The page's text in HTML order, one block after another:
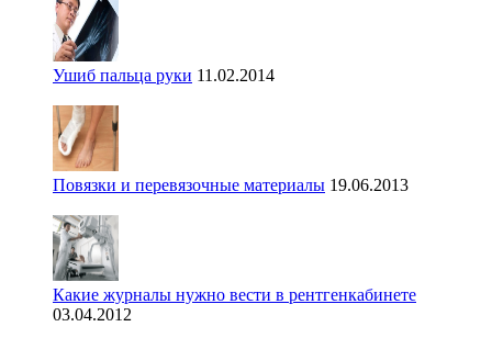
Ушиб пальца руки 11.02.2014
Повязки и перевязочные материалы 19.06.2013
Какие журналы нужно вести в рентгенкабинете
03.04.2012